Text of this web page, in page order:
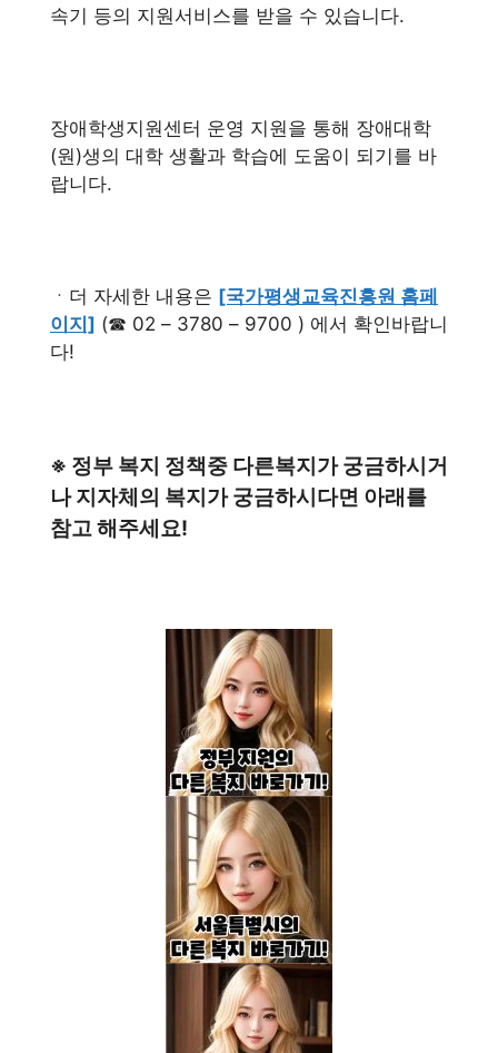
속기 등의 지원서비스를 받을 수 있습니다.
장애학생지원센터 운영 지원을 통해 장애대학
(원)생의 대학 생활과 학습에 도움이 되기를 바
랍니다.
ㆍ더 자세한 내용은 [국가평생교육진흥원 홈페
이지] (☎ 02 – 3780 – 9700 ) 에서 확인바랍니
다!
※ 정부 복지 정책중 다른복지가 궁금하시거
나 지자체의 복지가 궁금하시다면 아래를
참고 해주세요!